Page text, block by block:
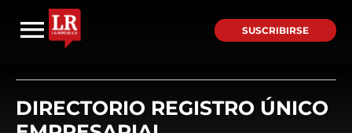
SUSCRIBIRSE
DIRECTORIO REGISTRO ÚNICO